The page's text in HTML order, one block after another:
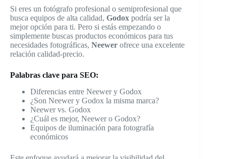
Si eres un fotógrafo profesional o semiprofesional que
busca equipos de alta calidad, Godox podría ser la
mejor opción para ti. Pero si estás empezando o
simplemente buscas productos económicos para tus
necesidades fotográficas, Neewer ofrece una excelente
relación calidad-precio.
Palabras clave para SEO:
Diferencias entre Neewer y Godox
¿Son Neewer y Godox la misma marca?
Neewer vs. Godox
¿Cuál es mejor, Neewer o Godox?
Equipos de iluminación para fotografía
económicos